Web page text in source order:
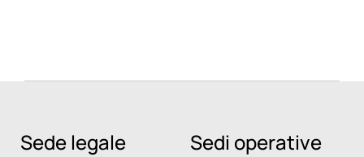
Sede legale Sedi operative